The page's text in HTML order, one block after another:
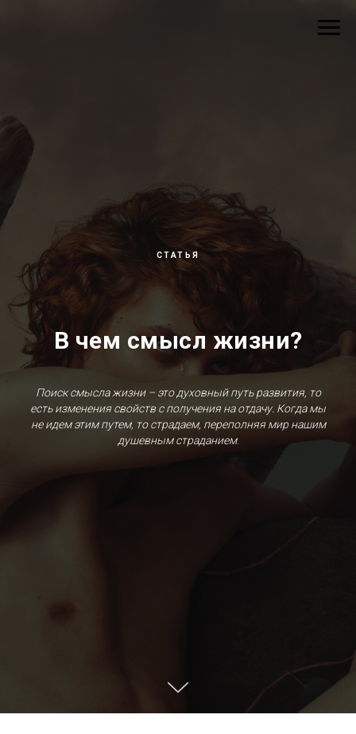
СТАТЬЯ
В чем смысл жизни?
Поиск смысла жизни – это духовный путь развития, то
есть изменения свойств с получения на отдачу. Когда мы
не идем этим путем, то страдаем, переполняя мир нашим
душевным страданием.